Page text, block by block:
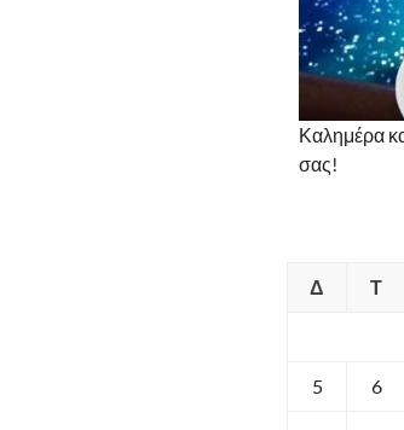
Καλημέρα
σας!
Δ
Τ
5 6